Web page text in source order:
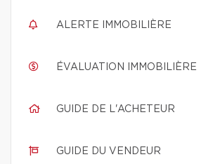
ALERTE IMMOBILIÈRE
ÉVALUATION IMMOBILIÈRE
GUIDE DE L'ACHETEUR
GUIDE DU VENDEUR